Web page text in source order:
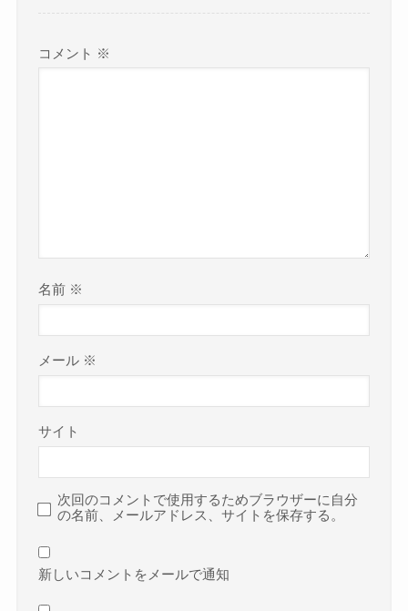
コメント ※
名前 ※
メール ※
サイト
次回のコメントで使用するためブラウザーに自分
の名前、メールアドレス、サイトを保存する。
新しいコメントをメールで通知